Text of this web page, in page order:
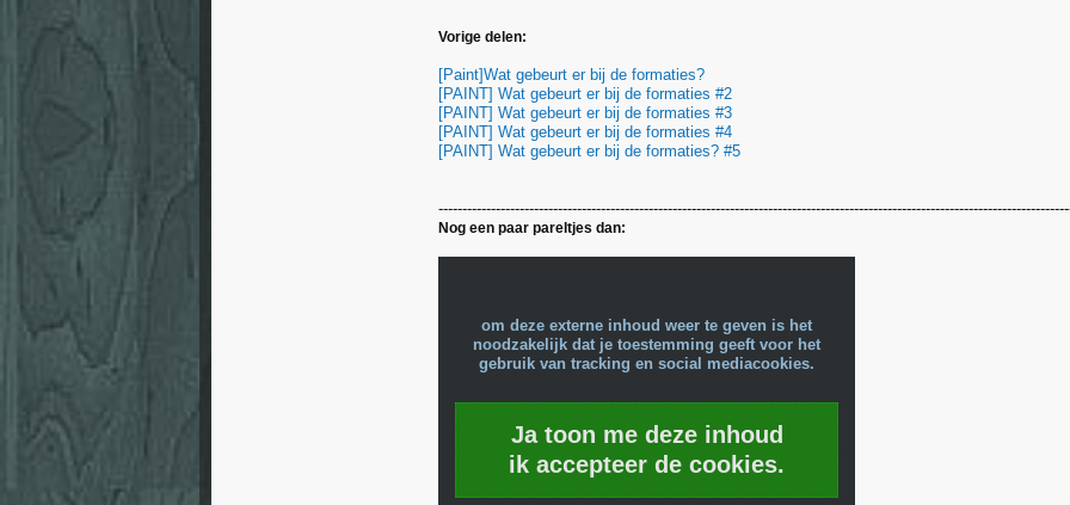
Vorige delen:
[Paint]Wat gebeurt er bij de formaties?
[PAINT] Wat gebeurt er bij de formaties #2
[PAINT] Wat gebeurt er bij de formaties #3
[PAINT] Wat gebeurt er bij de formaties #4
[PAINT] Wat gebeurt er bij de formaties? #5
Nog een paar pareltjes dan:
om deze externe inhoud weer te geven is het
noodzakelijk dat je toestemming geeft voor het
gebruik van tracking en social mediacookies.
Ja toon me deze inhoud
ik accepteer de cookies.